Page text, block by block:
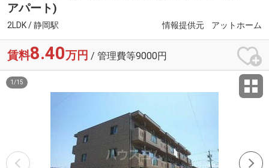
アパート)
2LDK / 静岡駅 情報提供元 アットホーム
賃料8.40万円 / 管理費等9000円
1 /15